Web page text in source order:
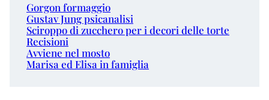
Gorgon formaggio
Gustav Jung psicanalisi
Sciroppo di zucchero per i decori delle torte
Recisioni
Avviene nel mosto
Marisa ed Elisa in famiglia